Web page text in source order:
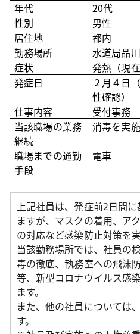
年代
20代
性別
男性
居住地
都内
勤務場所
水道局品
症状
発熱（現
発症日
２月４日
性確認）
仕事内容
受付事務
当該職場の業務
継続
消毒を実
職場までの通勤
手段
電車
上記社員は、発症前2日間
ますが、マスクの着用、ア
の対応など感染防止対策を
当該勤務場所では、社員の
毒の徹底、執務室への飛沫
等、新型コロナウイルス感
ます。
また、他の社員については
す。